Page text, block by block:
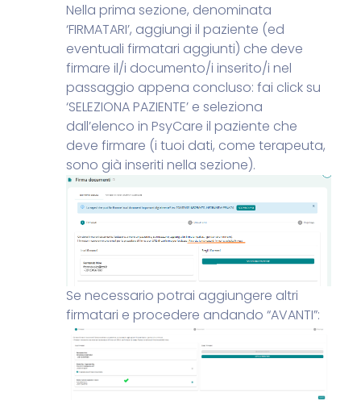
Nella prima sezione, denominata
‘FIRMATARI’, aggiungi il paziente (ed
eventuali firmatari aggiunti) che deve
firmare il/i documento/i inserito/i nel
passaggio appena concluso: fai clicksu
‘SELEZIONA PAZIENTE’ e seleziona
dall’elenco in PsyCare il paziente che
deve firmare (i tuoi dati, come terapeuta,
sono già inseriti nella sezione).
Se necessario potrai aggiungere altri
firmatari e procedere andando “AVANTI”: